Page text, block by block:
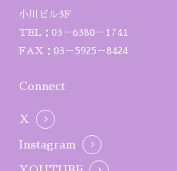
小川ビル3F
TEL：03－6380－1741
FAX：03－5925－8424
Connect
X
Instagram